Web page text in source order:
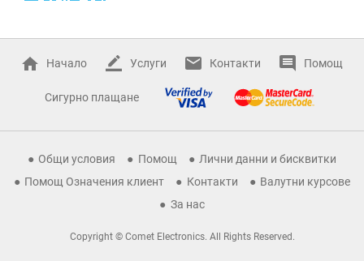
Начало Услуги Контакти Помощ
Сигурно плащане
Общи условия Помощ
Лични данни и бисквитки
Помощ Означения клиент
Контакти
Валутни курсове
За нас
Copyright © Comet Electronics. All Rights Reserved.